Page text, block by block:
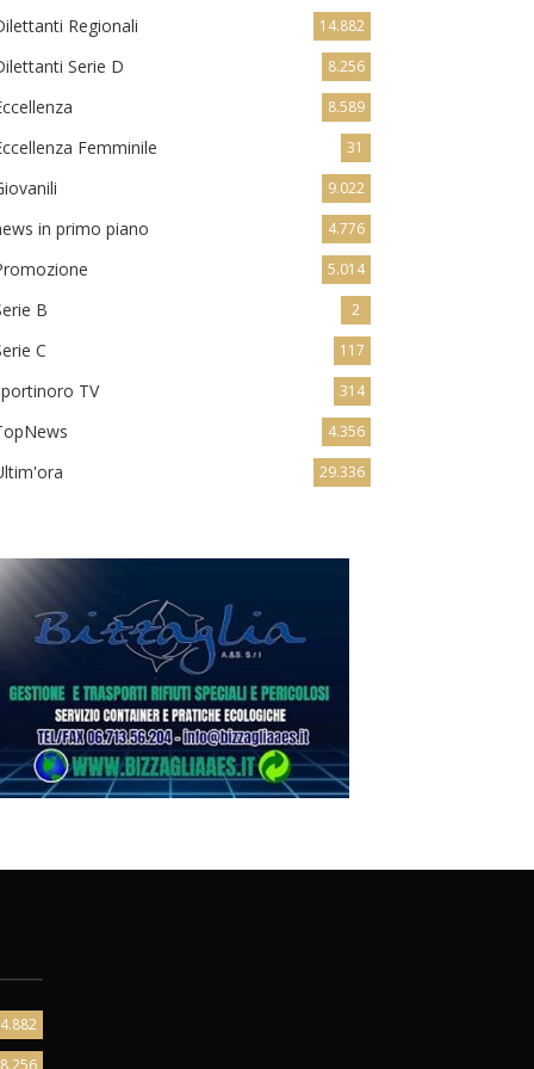
Regionali 14.882
Serie D 8.256
8.589
Femminile 31
9.022
in primo piano 4.776
5.014
B 2
C 117
TV 314
4.356
29.336
8.256